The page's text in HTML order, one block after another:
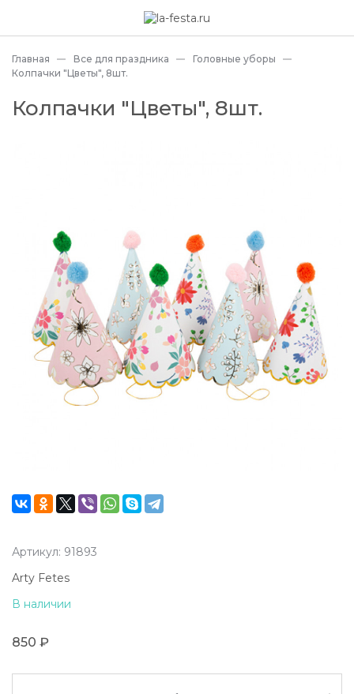
Главная Все для праздника
Головные уборы
Колпачки "Цветы", 8шт.
Колпачки "Цветы", 8шт.
Артикул: 91893
Arty Fetes
В наличии
850 ₽